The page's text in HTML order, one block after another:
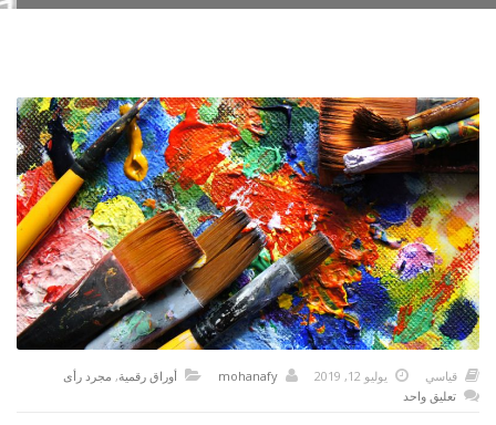
قياسي يوليو 12, 2019 mohanafy أوراق رقمية, مجرد رأى
تعليق واحد